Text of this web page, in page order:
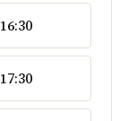
16:30
17:30